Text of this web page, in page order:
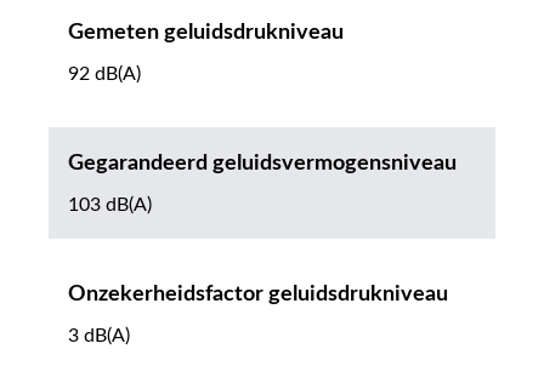
Gemeten geluidsdrukniveau
92 dB(A)
Gegarandeerd geluidsvermogensniveau
103 dB(A)
Onzekerheidsfactor geluidsdrukniveau
3 dB(A)